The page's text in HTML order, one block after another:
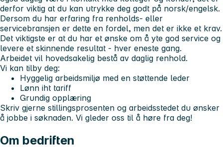
derfor viktig at du kan utrykke deg godt på norsk/engelsk.
Dersom du har erfaring fra renholds- eller
servicebransjen er dette en fordel, men det er ikke et krav.
Det viktigste er at du har et ønske om å yte god service og
levere et skinnende resultat - hver eneste gang.
Arbeidet vil hovedsakelig bestå av daglig renhold.
Vi kan tilby deg:
Hyggelig arbeidsmiljø med en støttende leder
Lønn iht tariff
Grundig opplæring
Skriv gjerne stillingsprosenten og arbeidsstedet du ønsker
å jobbe i søknaden. Vi gleder oss til å høre fra deg!
Om bedriften